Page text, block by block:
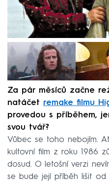
Za pár měsíců začne
natáčet remake filmu
provedou s příběhem,
svou tvář?
Vůbec se toho nebojím.
kultovní film z roku 1986
dosud. O letošní verzi
se bude její příběh lišit